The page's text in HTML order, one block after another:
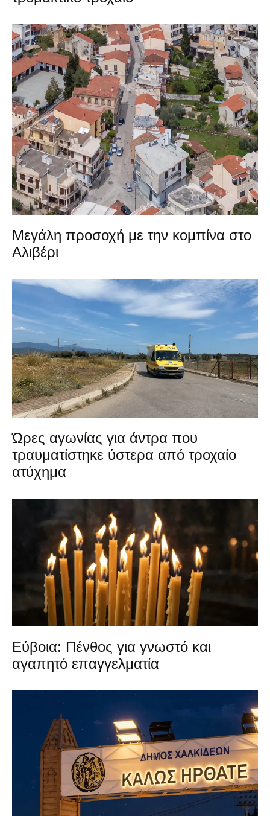
Μεγάλη προσοχή με την κομπίνα στο
Αλιβέρι
Ώρες αγωνίας για άντρα που
τραυματίστηκε ύστερα από τροχαίο
ατύχημα
Εύβοια: Πένθος για γνωστό και
αγαπητό επαγγελματία